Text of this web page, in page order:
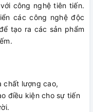
công nghệ tiên tiến.
các công nghệ độc
tạo ra các sản phẩm
chất lượng cao,
điều kiện cho sự tiến